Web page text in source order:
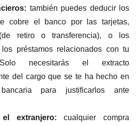
también puedes deducir los
cobre el banco por las tarjetas,
retiro o transferencia), o los
préstamos relacionados con tu
necesitarás el extracto
del cargo que se te ha hecho en
para justificarlos ante
extranjero: cualquier compra